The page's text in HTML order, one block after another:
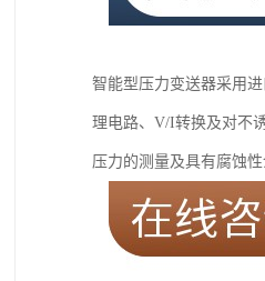
智能型压力变送器采用
理电路、V/I转换及对不
压力的测量及具有腐蚀性